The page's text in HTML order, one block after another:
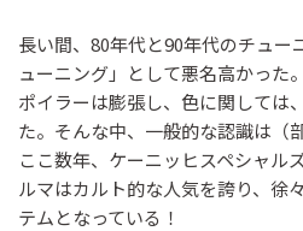
長い間、80年代と90年代のチュー
ューニング」として悪名高かった
ポイラーは膨張し、色に関しては
た。そんな中、一般的な認識は（
ここ数年、ケーニッヒスペシャル
ルマはカルト的な人気を誇り、徐
テムとなっている！